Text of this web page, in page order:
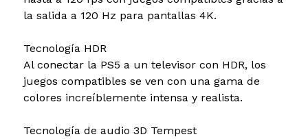
la salida a 120 Hz para pantallas 4K.
Tecnología HDR
Al conectar la PS5 a un televisor con HDR, los
juegos compatibles se ven con una gama de
colores increíblemente intensa y realista.
Tecnología de audio 3D Tempest